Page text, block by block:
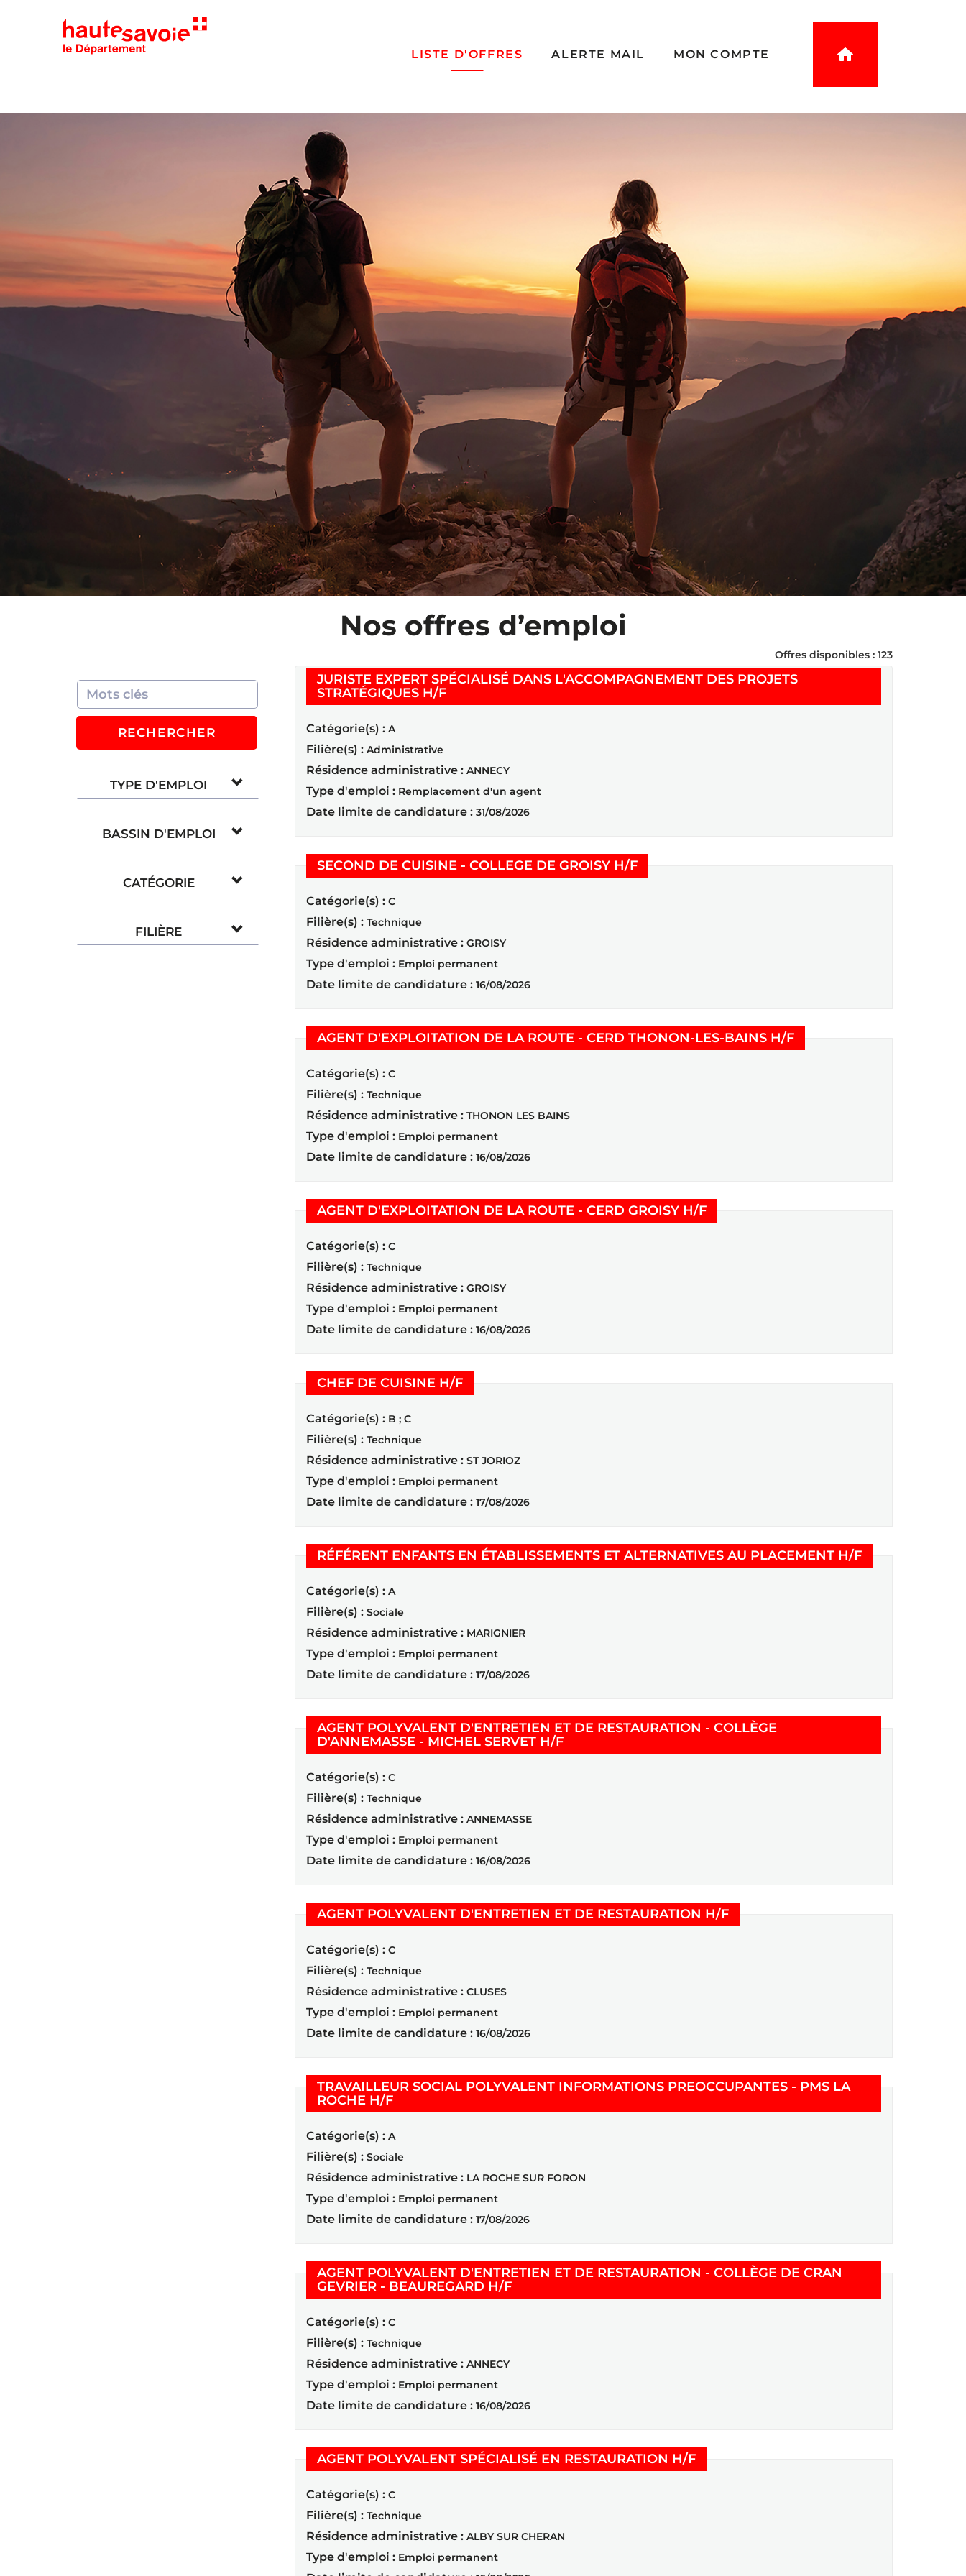
LISTE D'OFFRES ALERTE MAIL MON COMPTE
Nos offres d’emploi
RECHERCHER
TYPE D'EMPLOI
BASSIN D'EMPLOI
CATÉGORIE
FILIÈRE
Offres disponibles : 123
JURISTE EXPERT SPÉCIALISÉ DANS L'ACCOMPAGNEMENT DES PROJETS
STRATÉGIQUES H/F(Nouvelle fenêtre)
Catégorie(s) : A
Filière(s) : Administrative
Résidence administrative : ANNECY
Type d'emploi : Remplacement d'un agent
Date limite de candidature : 31/08/2026
SECOND DE CUISINE - COLLEGE DE GROISY H/F(Nouvelle fenêtre)
Catégorie(s) : C
Filière(s) : Technique
Résidence administrative : GROISY
Type d'emploi : Emploi permanent
Date limite de candidature : 16/08/2026
AGENT D'EXPLOITATION DE LA ROUTE - CERD THONON-LES-BAINS H/F(Nouvelle fenêtre)
Catégorie(s) : C
Filière(s) : Technique
Résidence administrative : THONON LES BAINS
Type d'emploi : Emploi permanent
Date limite de candidature : 16/08/2026
AGENT D'EXPLOITATION DE LA ROUTE - CERD GROISY H/F(Nouvelle fenêtre)
Catégorie(s) : C
Filière(s) : Technique
Résidence administrative : GROISY
Type d'emploi : Emploi permanent
Date limite de candidature : 16/08/2026
CHEF DE CUISINE H/F(Nouvelle fenêtre)
Catégorie(s) : B ; C
Filière(s) : Technique
Résidence administrative : ST JORIOZ
Type d'emploi : Emploi permanent
Date limite de candidature : 17/08/2026
RÉFÉRENT ENFANTS EN ÉTABLISSEMENTS ET ALTERNATIVES AU PLACEMENT H/F(Nouvelle
Catégorie(s) : A
Filière(s) : Sociale
Résidence administrative : MARIGNIER
Type d'emploi : Emploi permanent
Date limite de candidature : 17/08/2026
AGENT POLYVALENT D'ENTRETIEN ET DE RESTAURATION - COLLÈGE
D'ANNEMASSE - MICHEL SERVET H/F(Nouvelle fenêtre)
Catégorie(s) : C
Filière(s) : Technique
Résidence administrative : ANNEMASSE
Type d'emploi : Emploi permanent
Date limite de candidature : 16/08/2026
AGENT POLYVALENT D'ENTRETIEN ET DE RESTAURATION H/F(Nouvelle fenêtre)
Catégorie(s) : C
Filière(s) : Technique
Résidence administrative : CLUSES
Type d'emploi : Emploi permanent
Date limite de candidature : 16/08/2026
TRAVAILLEUR SOCIAL POLYVALENT INFORMATIONS PREOCCUPANTES - PMS LA
ROCHE H/F(Nouvelle fenêtre)
Catégorie(s) : A
Filière(s) : Sociale
Résidence administrative : LA ROCHE SUR FORON
Type d'emploi : Emploi permanent
Date limite de candidature : 17/08/2026
AGENT POLYVALENT D'ENTRETIEN ET DE RESTAURATION - COLLÈGE DE CRAN
GEVRIER - BEAUREGARD H/F(Nouvelle fenêtre)
Catégorie(s) : C
Filière(s) : Technique
Résidence administrative : ANNECY
Type d'emploi : Emploi permanent
Date limite de candidature : 16/08/2026
AGENT POLYVALENT SPÉCIALISÉ EN RESTAURATION H/F(Nouvelle fenêtre)
Catégorie(s) : C
Filière(s) : Technique
Résidence administrative : ALBY SUR CHERAN
Type d'emploi : Emploi permanent